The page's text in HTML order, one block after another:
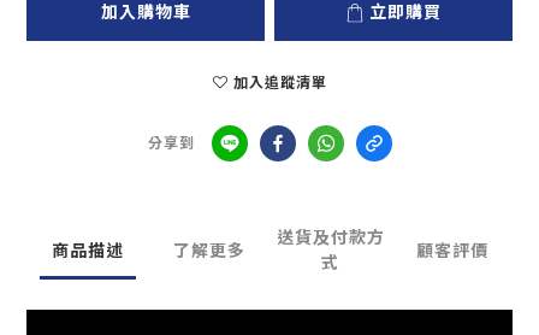
加入購物車 立即購買
加入追蹤清單
分享到
商品描述 了解更多
送貨及付款方
式
顧客評價